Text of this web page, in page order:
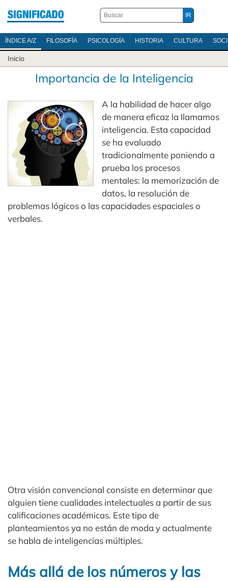
ÍNDICE A/Z FILOSOFÍA PSICOLOGÍA HISTORIA CULTURA
Inicio
Importancia de la Inteligencia
A la habilidad de hacer algo
de manera eficaz la llamamos
inteligencia. Esta capacidad
se ha evaluado
tradicionalmente poniendo a
prueba los procesos
mentales: la memorización de
datos, la resolución de
problemas lógicos o las capacidades espaciales o
verbales.
Otra visión convencional consiste en determinar que
alguien tiene cualidades intelectuales a partir de sus
calificaciones académicas. Este tipo de
planteamientos ya no están de moda y actualmente
se habla de inteligencias múltiples.
Más allá de los números y las